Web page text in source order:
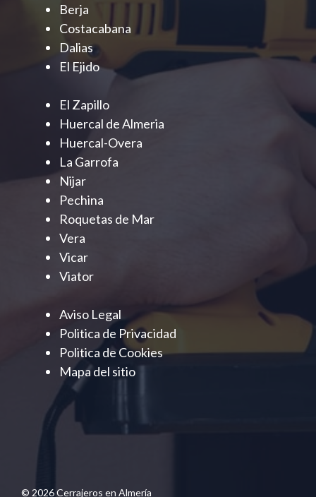
Berja
Costacabana
Dalias
El Ejido
El Zapillo
Huercal de Almeria
Huercal-Overa
La Garrofa
Nijar
Pechina
Roquetas de Mar
Vera
Vicar
Viator
Aviso Legal
Politica de Privacidad
Politica de Cookies
Mapa del sitio
© 2026 Cerrajeros en Almería